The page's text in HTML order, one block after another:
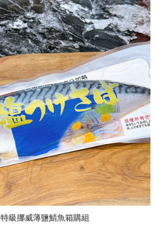
特級挪威薄鹽鯖魚箱購組